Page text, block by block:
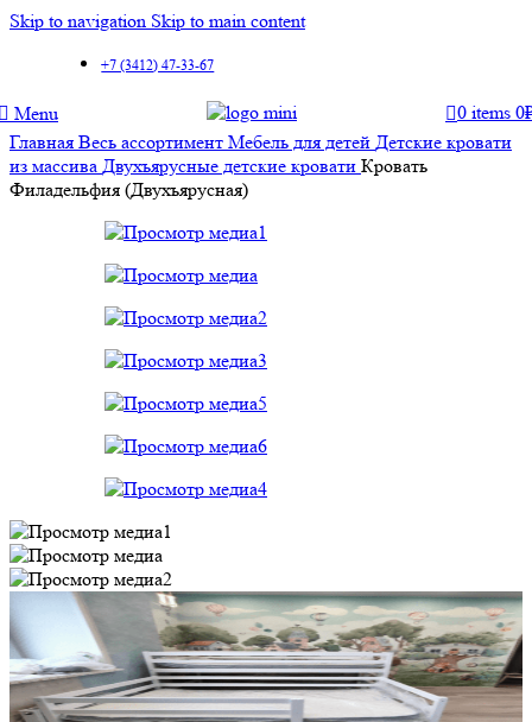
Skip to navigation Skip to main content
+7 (3412) 47-33-67
Menu 0 items 0
Главная Весь ассортимент Мебель для детей Детские кровати
из массива Двухъярусные детские кровати Кровать
Филадельфия (Двухъярусная)